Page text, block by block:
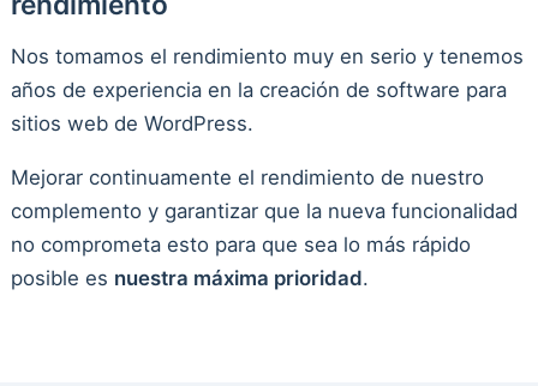
Nos tomamos el rendimiento muy en serio y tenemos
años de experiencia en la creación de software para
sitios web de WordPress.
Mejorar continuamente el rendimiento de nuestro
complemento y garantizar que la nueva funcionalidad
no comprometa esto para que sea lo más rápido
posible es nuestra máxima prioridad.